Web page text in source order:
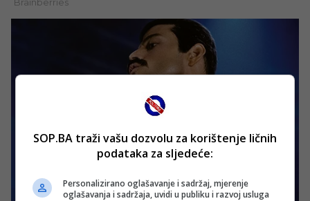
SOP.BA traži vašu dozvolu za korištenje ličnih
podataka za sljedeće:
Personalizirano oglašavanje i sadržaj, mjerenje
oglašavanja i sadržaja, uvidi u publiku i razvoj usluga